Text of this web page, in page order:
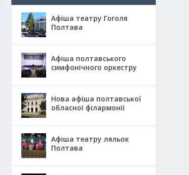
Афіша театру Гоголя
Полтава
Афіша полтавського
симфонічного оркестру
Нова афіша полтавської
обласної філармонії
Афіша театру ляльок
Полтава